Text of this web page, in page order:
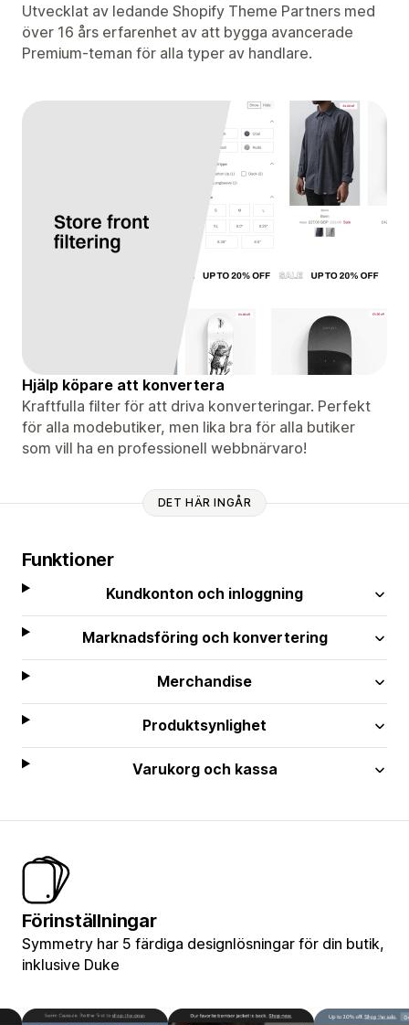
Utvecklat av ledande Shopify Theme Partners med
över 16 års erfarenhet av att bygga avancerade
Premium-teman för alla typer av handlare.
Hjälp köpare att konvertera
Kraftfulla filter för att driva konverteringar. Perfekt
för alla modebutiker, men lika bra för alla butiker
som vill ha en professionell webbnärvaro!
DET HÄR INGÅR
Funktioner
Kundkonton och inloggning
Marknadsföring och konvertering
Merchandise
Produktsynlighet
Varukorg och kassa
Förinställningar
Symmetry har 5 färdiga designlösningar för din butik,
inklusive Duke